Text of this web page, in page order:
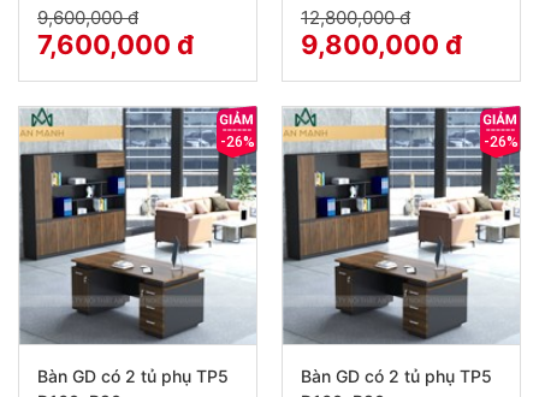
9,600,000 đ
7,600,000 đ
12,800,000 đ
9,800,000 đ
Bàn GD có 2 tủ phụ TP5
-26%
Bàn GD có 2 tủ phụ TP5
-26%